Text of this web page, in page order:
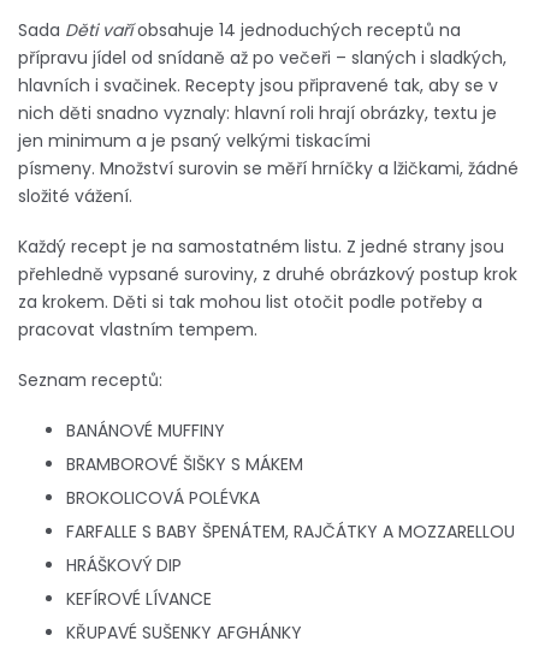
Sada Děti vaříobsahuje 14 jednoduchých receptů na
přípravu jídel od snídaně až po večeři – slaných i sladkých,
hlavních i svačinek. Recepty jsou připravené tak, aby se v
nich děti snadno vyznaly: hlavní roli hrají obrázky, textu je
jen minimum a je psaný velkými tiskacími
písmeny. Množství surovin se měří hrníčky a lžičkami, žádné
složité vážení.
Každý recept je na samostatném listu. Z jedné strany jsou
přehledně vypsané suroviny, z druhé obrázkový postup krok
za krokem. Děti si tak mohou list otočit podle potřeby a
pracovat vlastním tempem.
Seznam receptů:
BANÁNOVÉ MUFFINY
BRAMBOROVÉ ŠIŠKY S MÁKEM
BROKOLICOVÁ POLÉVKA
FARFALLE S BABY ŠPENÁTEM, RAJČÁTKY A MOZZARELLOU
HRÁŠKOVÝ DIP
KEFÍROVÉ LÍVANCE
KŘUPAVÉ SUŠENKY AFGHÁNKY